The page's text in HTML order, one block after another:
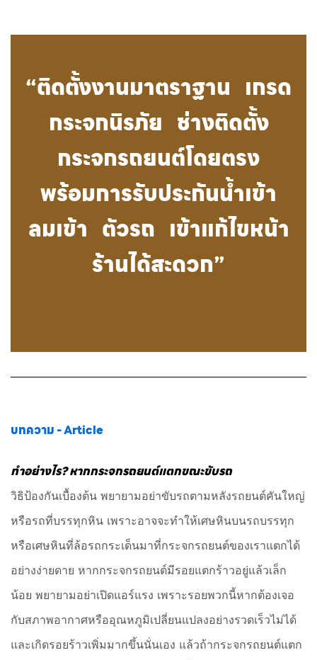
“ติดตั้งงานมาตราฐาน เกรด
กระจกนิรภัย ช่างติดตั้ง
กระจกรถยนต์โดยตรง
พร้อมการรับประกันน้ำเข้า
ลมเข้า ตัวรถ เข้าแก้ไขหน้า
ร้านได้สะดวก”
บทความ - Article
ทำอย่างไร? หากกระจกรถยนต์แตกขณะขับรถ
วิธิป้องกันเบื้องต้น พยายามอย่าขับรถตามหลังรถยนต์คันใหญ่
หรือรถที่บรรทุกหิน เพราะอาจจะทำให้เศษหินบนรถบรรทุก
หรือเศษหินที่ล้อรถกระเด็นมาที่กระจกรถยนต์ของเราแตกได้
อย่างง่ายดาย หากกระจกรถยนต์มีรอยแตกร้าวอยู่แล้วเล็ก
น้อย พยายามอย่าเปิดแอร์แรง เพราะรอยพวกนี้หากต้องเจอ
กับสภาพอากาศหรืออุณหภูมิเปลี่ยนแปลงอย่างรวดเร็วไม่ได้
และเกิดรอยร้าวเพิ่มมากขึ้นนั่นเอง แล้วถ้ากระจกรถยนต์แตก